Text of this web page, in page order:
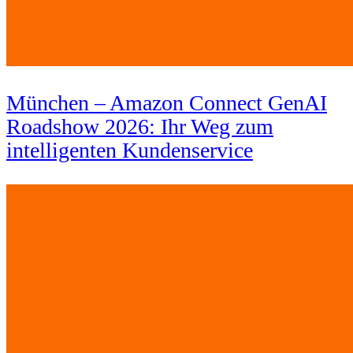
München – Amazon Connect GenAI
Roadshow 2026: Ihr Weg zum
intelligenten Kundenservice